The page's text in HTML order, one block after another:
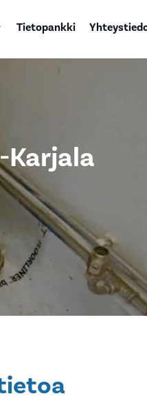
Tietopankki
Karjala